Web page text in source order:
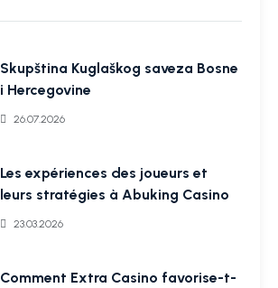
Skupština Kuglaškog saveza Bosne
i Hercegovine
26.07.2026
Les expériences des joueurs et
leurs stratégies à Abuking Casino
23.03.2026
Comment Extra Casino favorise-t-